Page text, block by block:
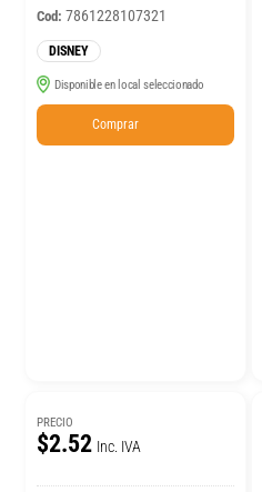
Cod: 7861228107321
DISNEY
Disponible en local seleccionado
Comprar
PRECIO
$2.52 Inc. IVA